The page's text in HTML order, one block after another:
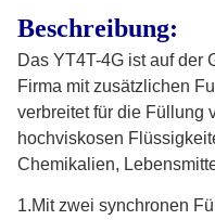
Beschreibung:
Das YT4T-4G ist auf der
Firma mit zusätzlichen
verbreitet für die Füllung
hochviskosen
Chemikalien,
1.Mit zwei synchronen